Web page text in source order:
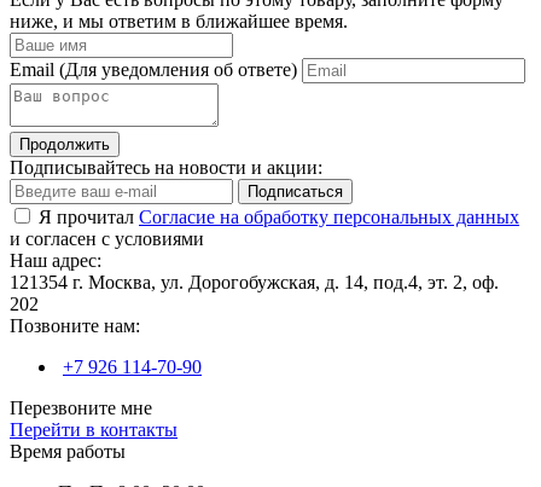
ниже, и мы ответим в ближайшее время.
Email (Для уведомления об ответе)
Продолжить
Подписывайтесь на новости и акции:
Подписаться
Я прочитал Согласие на обработку персональных данных
и согласен с условиями
Наш адрес:
121354 г. Москва, ул. Дорогобужская, д. 14, под.4, эт. 2, оф.
202
Позвоните нам:
+7 926 114-70-90
Перезвоните мне
Перейти в контакты
Время работы